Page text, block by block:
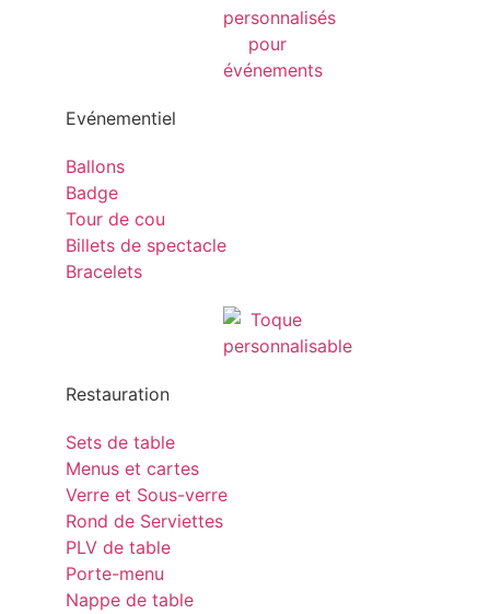
Evénementiel
Ballons
Badge
Tour de cou
Billets de spectacle
Bracelets
Restauration
Sets de table
Menus et cartes
Verre et Sous-verre
Rond de Serviettes
PLV de table
Porte-menu
Nappe de table